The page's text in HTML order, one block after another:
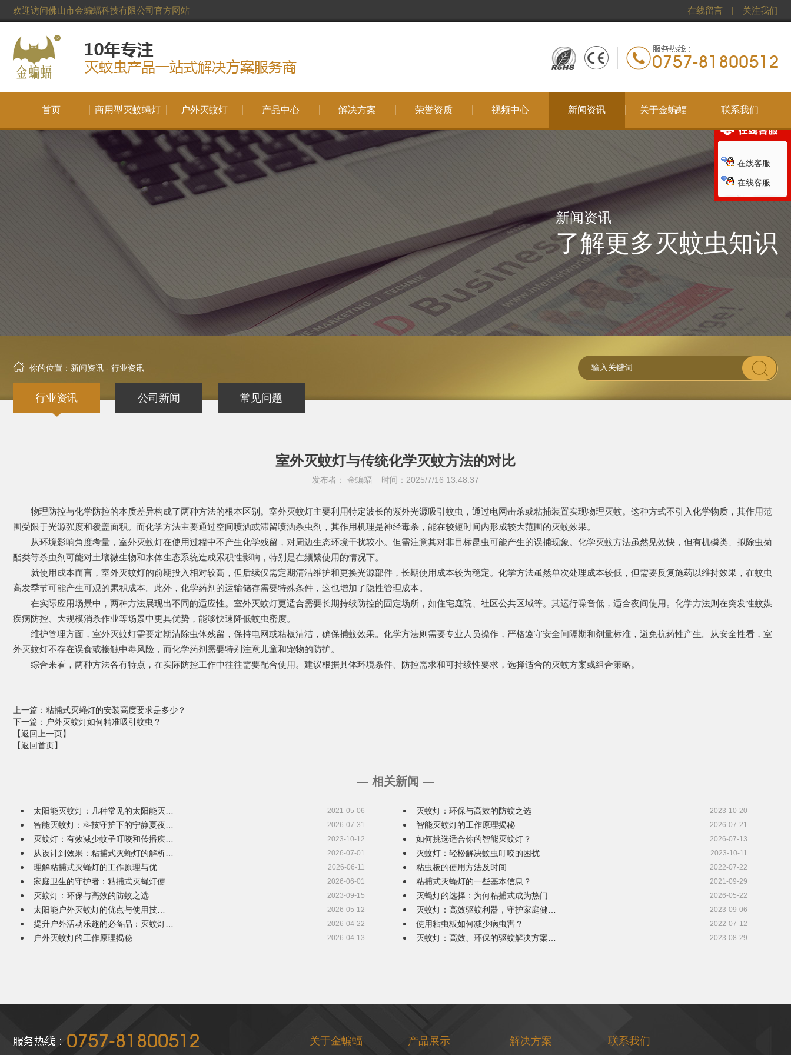
欢迎访问佛山市金蝙蝠科技有限公司官方网站 在线留言 关注我们
首页 商用型灭蚊蝇灯 户外灭蚊灯 产品中心 解决方案 荣誉资质 视频中心 新闻资讯 关于金蝙蝠 联系我们
新闻资讯
了解更多灭蚊虫知识
你的位置： 新闻资讯 - 行业资讯
行业资讯 公司新闻 常见问题
室外灭蚊灯与传统化学灭蚊方法的对比
发布者： 金蝙蝠 时间：2025/7/16 13:48:37
物理防控与化学防控的本质差异构成了两种方法的根本区别。室外灭蚊灯主要利用特定波长的紫外光源吸引蚊虫，通过电网击杀或粘捕装置实现物理灭蚊。这种方式不引入化学物质，其作用范
围受限于光源强度和覆盖面积。而化学方法主要通过空间喷洒或滞留喷洒杀虫剂，其作用机理是神经毒杀，能在较短时间内形成较大范围的灭蚊效果。
从环境影响角度考量，室外灭蚊灯在使用过程中不产生化学残留，对周边生态环境干扰较小。但需注意其对非目标昆虫可能产生的误捕现象。化学灭蚊方法虽然见效快，但有机磷类、拟除虫菊
酯类等杀虫剂可能对土壤微生物和水体生态系统造成累积性影响，特别是在频繁使用的情况下。
就使用成本而言，室外灭蚊灯的前期投入相对较高，但后续仅需定期清洁维护和更换光源部件，长期使用成本较为稳定。化学方法虽然单次处理成本较低，但需要反复施药以维持效果，在蚊虫
高发季节可能产生可观的累积成本。此外，化学药剂的运输储存需要特殊条件，这也增加了隐性管理成本。
在实际应用场景中，两种方法展现出不同的适应性。室外灭蚊灯更适合需要长期持续防控的固定场所，如住宅庭院、社区公共区域等。其运行噪音低，适合夜间使用。化学方法则在突发性蚊媒
疾病防控、大规模消杀作业等场景中更具优势，能够快速降低蚊虫密度。
维护管理方面，室外灭蚊灯需要定期清除虫体残留，保持电网或粘板清洁，确保捕蚊效果。化学方法则需要专业人员操作，严格遵守安全间隔期和剂量标准，避免抗药性产生。从安全性看，室
外灭蚊灯不存在误食或接触中毒风险，而化学药剂需要特别注意儿童和宠物的防护。
综合来看，两种方法各有特点，在实际防控工作中往往需要配合使用。建议根据具体环境条件、防控需求和可持续性要求，选择适合的灭蚊方案或组合策略。
上一篇 ：粘捕式灭蝇灯的安装高度要求是多少？
下一篇 ：户外灭蚊灯如何精准吸引蚊虫？
【返回上一页】
【返回首页】
— 相关新闻 —
太阳能灭蚊灯：几种常见的太阳能灭… 2021-05-06 灭蚊灯：环保与高效的防蚊之选 2023-10-20
智能灭蚊灯：科技守护下的宁静夏夜… 2026-07-31 智能灭蚊灯的工作原理揭秘 2026-07-21
灭蚊灯：有效减少蚊子叮咬和传播疾… 2023-10-12 如何挑选适合你的智能灭蚊灯？ 2026-07-13
从设计到效果：粘捕式灭蝇灯的解析… 2026-07-01 灭蚊灯：轻松解决蚊虫叮咬的困扰 2023-10-11
理解粘捕式灭蝇灯的工作原理与优… 2026-06-11 粘虫板的使用方法及时间 2022-07-22
家庭卫生的守护者：粘捕式灭蝇灯使… 2026-06-01 粘捕式灭蝇灯的一些基本信息？ 2021-09-29
灭蚊灯：环保与高效的防蚊之选 2023-09-15 灭蝇灯的选择：为何粘捕式成为热门… 2026-05-22
太阳能户外灭蚊灯的优点与使用技… 2026-05-12 灭蚊灯：高效驱蚊利器，守护家庭健… 2023-09-06
提升户外活动乐趣的必备品：灭蚊灯… 2026-04-22 使用粘虫板如何减少病虫害？ 2022-07-12
户外灭蚊灯的工作原理揭秘 2026-04-13 灭蚊灯：高效、环保的驱蚊解决方案… 2023-08-29
关于金蝙蝠 产品展示 解决方案 联系我们
在线客服
在线客服